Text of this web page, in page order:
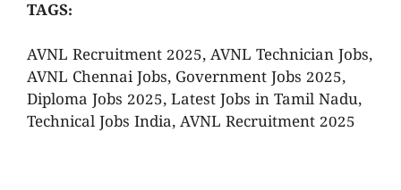
TAGS:
AVNL Recruitment 2025, AVNL Technician Jobs,
AVNL Chennai Jobs, Government Jobs 2025,
Diploma Jobs 2025, Latest Jobs in Tamil Nadu,
Technical Jobs India, AVNL Recruitment 2025